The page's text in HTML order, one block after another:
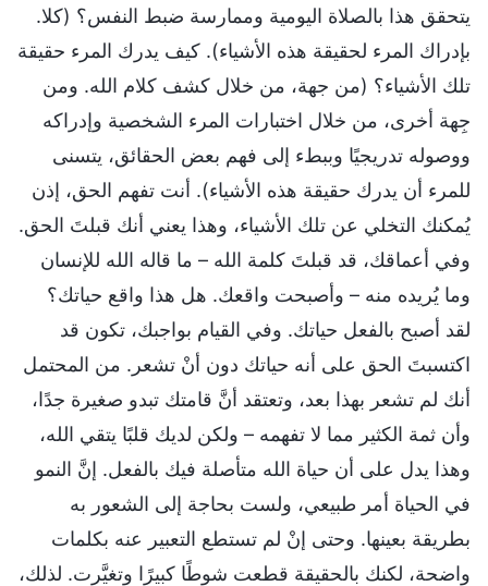
يتحقق هذا بالصلاة اليومية وممارسة ضبط النفس؟ (كلا.
بإدراك المرء لحقيقة هذه الأشياء). كيف يدرك المرء حقيقة
تلك الأشياء؟ (من جهة، من خلال كشف كلام الله. ومن
جِهة أخرى، من خلال اختبارات المرء الشخصية وإدراكه
ووصوله تدريجيًا وببطء إلى فهم بعض الحقائق، يتسنى
للمرء أن يدرك حقيقة هذه الأشياء). أنت تفهم الحق، إذن
يُمكنك التخلي عن تلك الأشياء، وهذا يعني أنك قبلتَ الحق.
وفي أعماقك، قد قبلتَ كلمة الله – ما قاله الله للإنسان
وما يُريده منه – وأصبحت واقعك. هل هذا واقع حياتك؟
لقد أصبح بالفعل حياتك. وفي القيام بواجبك، تكون قد
اكتسبتَ الحق على أنه حياتك دون أنْ تشعر. من المحتمل
أنك لم تشعر بهذا بعد، وتعتقد أنَّ قامتك تبدو صغيرة جدًا،
وأن ثمة الكثير مما لا تفهمه – ولكن لديك قلبًا يتقي الله،
وهذا يدل على أن حياة الله متأصلة فيك بالفعل. إنَّ النمو
في الحياة أمر طبيعي، ولست بحاجة إلى الشعور به
بطريقة بعينها. وحتى إنْ لم تستطع التعبير عنه بكلمات
واضحة، لكنك بالحقيقة قطعت شوطًا كبيرًا وتغيَّرت. لذلك،